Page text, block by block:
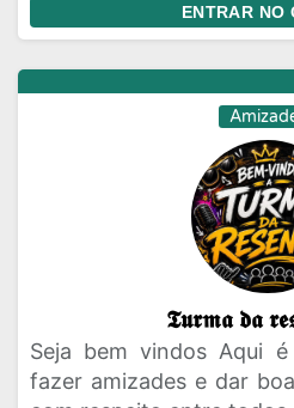
ENTRAR NO
𝕿𝖚𝖗𝖒𝖆 𝖉𝖆
Seja bem vindos Aqui
fazer amizades e dar